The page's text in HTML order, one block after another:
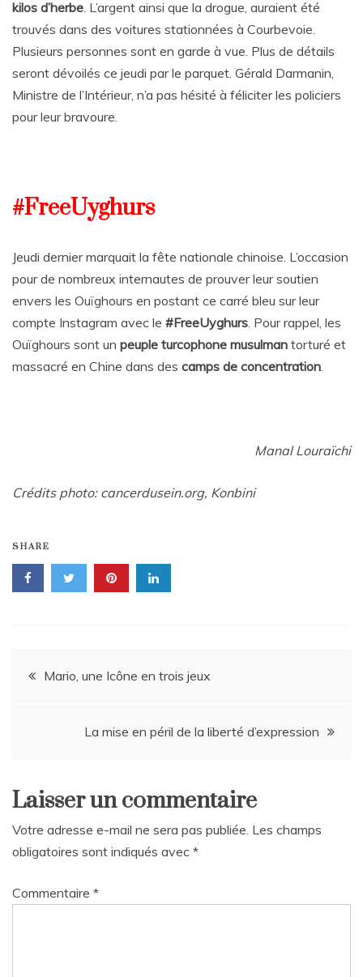
kilos d’herbe. L’argent ainsi que la drogue, auraient été
trouvés dans des voitures stationnées à Courbevoie.
Plusieurs personnes sont en garde à vue. Plus de détails
seront dévoilés ce jeudi par le parquet. Gérald Darmanin,
Ministre de l’Intérieur, n’a pas hésité à féliciter les policiers
pour leur bravoure.
#FreeUyghurs
Jeudi dernier marquait la fête nationale chinoise. L’occasion
pour de nombreux internautes de prouver leur soutien
envers les Ouïghours en postant ce carré bleu sur leur
compte Instagram avec le #FreeUyghurs. Pour rappel, les
Ouïghours sont un peuple turcophone musulman torturé et
massacré en Chine dans des camps de concentration.
Manal Louraïchi
Crédits photo: cancerdusein.org, Konbini
SHARE
Navigation
Mario, une Icône en trois jeux
La mise en péril de la liberté d’expression
Laisser un commentaire
Votre adresse e-mail ne sera pas publiée. Les champs
obligatoires sont indiqués avec *
Commentaire *